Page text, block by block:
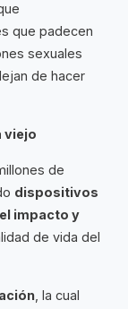
que padecen
sexuales
de hacer
viejo
de
dispositivos
impacto y
de vida del
, la cual